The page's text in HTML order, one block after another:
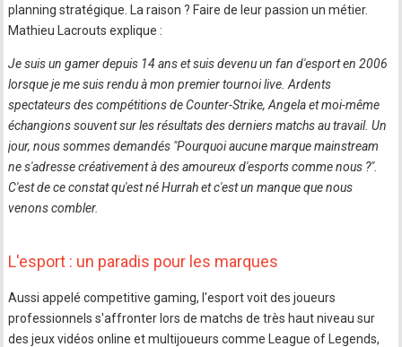
planning stratégique. La raison ? Faire de leur passion un métier.
Mathieu Lacrouts explique :
Je suis un gamer depuis 14 ans et suis devenu un fan d'esport en 2006
lorsque je me suis rendu à mon premier tournoi live. Ardents
spectateurs des compétitions de Counter-Strike, Angela et moi-même
échangions souvent sur les résultats des derniers matchs au travail. Un
jour, nous sommes demandés "Pourquoi aucune marque mainstream
ne s'adresse créativement à des amoureux d'esports comme nous ?".
C'est de ce constat qu'est né Hurrah et c'est un manque que nous
venons combler.
L'esport : un paradis pour les marques
Aussi appelé competitive gaming, l'esport voit des joueurs
professionnels s'affronter lors de matchs de très haut niveau sur
des jeux vidéos online et multijoueurs comme League of Legends,